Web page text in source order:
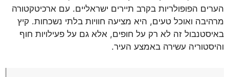
הערים הפופולריות בקרב תיירים ישראליים. עם ארכיטקטורה
מרהיבה ואוכל טעים, היא מציעה חוויות בלתי נשכחות. קיץ
באיסטנבול זה לא רק על חופים, אלא גם על פעילויות חוף
והיסטוריה עשירה באמצע העיר.